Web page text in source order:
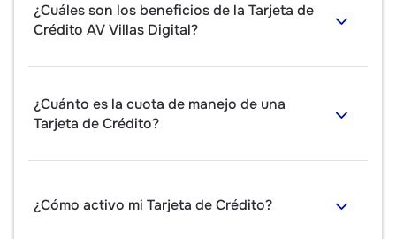
¿Cuáles son los beneficios de la Tarjeta de
Crédito AV Villas Digital?
¿Cuánto es la cuota de manejo de una
Tarjeta de Crédito?
¿Cómo activo mi Tarjeta de Crédito?